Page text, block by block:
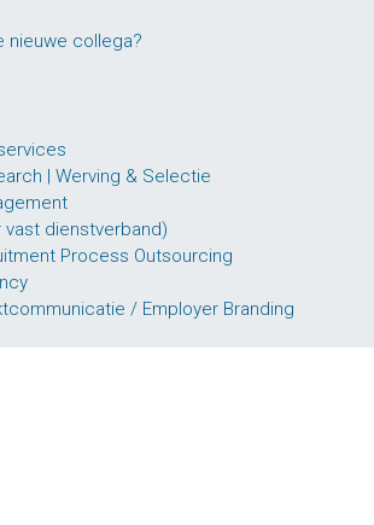
nieuwe collega?
| Werving & Selectie
vast dienstverband)
Process Outsourcing
/ Employer Branding